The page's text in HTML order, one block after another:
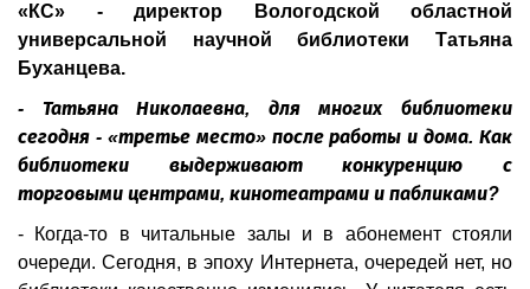
«КС» - директор Вологодской областной
универсальной научной библиотеки Татьяна
Буханцева.
- Татьяна Николаевна, для многих библиотеки
сегодня - «третье место» после работы и дома. Как
библиотеки выдерживают конкуренцию с
торговыми центрами, кинотеатрами и пабликами?
- Когда-то в читальные залы и в абонемент стояли
очереди. Сегодня, в эпоху Интернета, очередей нет, но